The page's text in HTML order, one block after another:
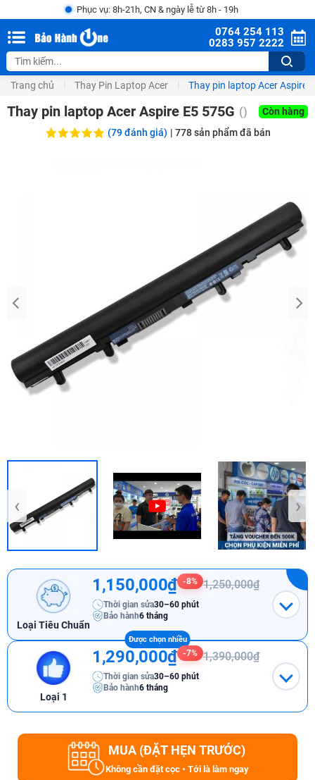
Phục vụ: 8h-21h, CN & ngày lễ từ 8h - 19h
0764 254 113
0283 957 2222
Trang chủ Thay Pin Laptop Acer Thay pin laptop Acer Aspire
Thay pin laptop Acer Aspire E5 575G ()
Còn hàng
(79 đánh giá) | 778sản phẩm đã bán
‹ ›
Loại Tiêu Chuẩn
1,150,000₫ -8% 1,250,000₫
Thời gian sửa30–60 phút
Bảo hành6 tháng
Loại 1
1,290,000₫ -7% 1,390,000₫
Thời gian sửa30–60 phút
Bảo hành6 tháng
MUA (ĐẶT HẸN TRƯỚC)
Không cần đặt cọc • Tới là làm ngay